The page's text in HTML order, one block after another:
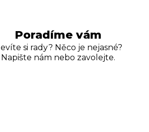
Poradíme vám
si rady? Něco je nejasné?
Napište nám nebo zavolejte.